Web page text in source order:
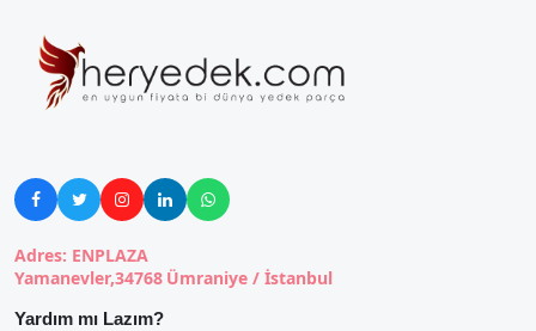
    
Adres: ENPLAZA
Yamanevler,34768 Ümraniye / İstanbul
Yardım mı Lazım?